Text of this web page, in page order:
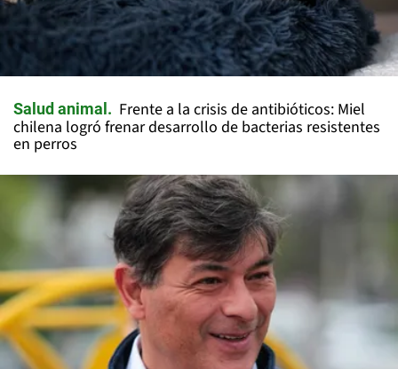
Salud animal
Frente a la crisis de antibióticos: Miel
chilena logró frenar desarrollo de bacterias resistentes
en perros